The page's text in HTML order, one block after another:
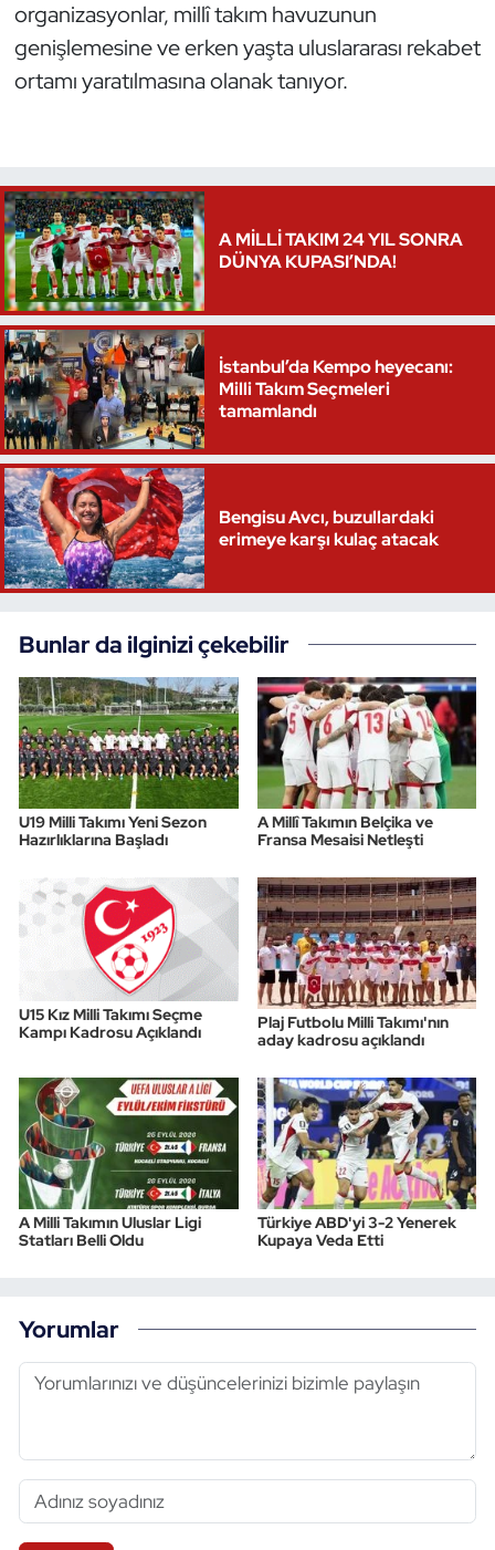
organizasyonlar, millî takım havuzunun
genişlemesine ve erken yaşta uluslararası rekabet
ortamı yaratılmasına olanak tanıyor.
A MİLLİ TAKIM 24 YIL SONRA
DÜNYA KUPASI’NDA!
İstanbul’da Kempo heyecanı:
Milli Takım Seçmeleri
tamamlandı
Bengisu Avcı, buzullardaki
erimeye karşı kulaç atacak
Bunlar da ilginizi çekebilir
U19 Milli Takımı Yeni Sezon
Hazırlıklarına Başladı
A Millî Takımın Belçika ve
Fransa Mesaisi Netleşti
U15 Kız Milli Takımı Seçme
Kampı Kadrosu Açıklandı
Plaj Futbolu Milli Takımı'nın
aday kadrosu açıklandı
A Milli Takımın Uluslar Ligi
Statları Belli Oldu
Türkiye ABD'yi 3-2 Yenerek
Kupaya Veda Etti
Yorumlar
Triatlon
Voleybol
Wushu Kungfu
Yelken
Yüzme